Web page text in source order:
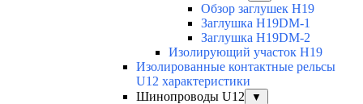
Обзор заглушек H19
Заглушка H19DM-1
Заглушка H19DM-2
Изолирующий участок H19
Изолированные контактные рельсы
U12 характеристики
Шинопроводы U12
▼